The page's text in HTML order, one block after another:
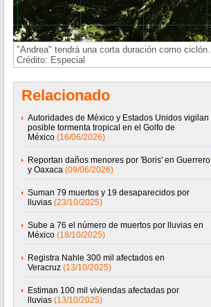
"Andrea" tendrá una corta duración como ciclón.
Crédito: Especial
Relacionado
Autoridades de México y Estados Unidos vigilan
posible tormenta tropical en el Golfo de
México (16/06/2026)
Reportan daños menores por 'Boris' en Guerrero
y Oaxaca (09/06/2026)
Suman 79 muertos y 19 desaparecidos por
lluvias (23/10/2025)
Sube a 76 el número de muertos por lluvias en
México (18/10/2025)
Registra Nahle 300 mil afectados en
Veracruz (13/10/2025)
Estiman 100 mil viviendas afectadas por
lluvias (13/10/2025)